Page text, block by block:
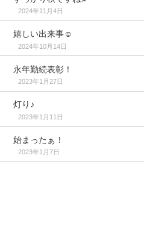
2024年11月4日
嬉しい出来事☺️
2024年10月14日
永年勤続表彰！
2023年1月27日
灯り♪
2023年1月11日
始まったぁ！
2023年1月7日